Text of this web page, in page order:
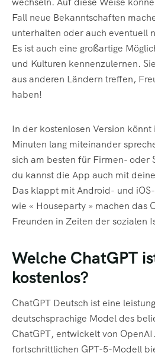
Fall neue Bekanntschaften
unterhalten oder auch eventuell
Es ist auch eine großartige
und Kulturen kennenzulernen.
aus anderen Ländern treffen,
haben!
In der kostenlosen Version
Minuten lang miteinander
sich am besten für Firmen- oder
du kannst die App auch mit
Das klappt mit Android- und
wie « Houseparty » machen das
Freunden in Zeiten der sozialen
Welche ChatGPT
kostenlos?
ChatGPT Deutsch ist eine
deutschsprachige Model des
ChatGPT, entwickelt von
fortschrittlichen GPT-5-Modell